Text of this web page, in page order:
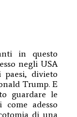
in questo
negli USA
divieto
Trump. E
guardare le
adesso
di una